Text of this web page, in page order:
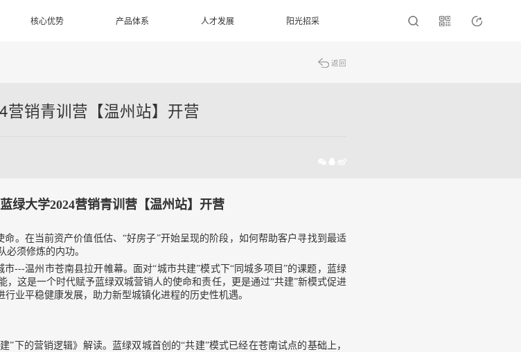
核心优势 产品体系 人才发展 阳光招采
返回
销青训营【温州站】开营
绿大学2024营销青训营【温州站】开营
。在当前资产价值低估、“好房子”开始呈现的阶段，如何帮助客户寻找到最适
须修炼的内功。
---温州市苍南县拉开帷幕。面对“城市共建”模式下“同城多项目”的课题，蓝绿
这是一个时代赋予蓝绿双城营销人的使命和责任，更是通过“共建”新模式促进
业平稳健康发展，助力新型城镇化进程的历史性机遇。
下的营销逻辑》解读。蓝绿双城首创的“共建”模式已经在苍南试点的基础上，